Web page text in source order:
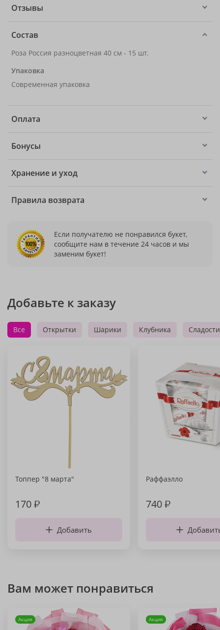
Отзывы
Состав
Роза Россия разноцветная 40 см - 15 шт.
Упаковка
Современная упаковка
Оплата
Бонусы
Хранение и уход
Правила возврата
Если получателю не понравился букет,
сообщите нам в течение 24 часов и мы
заменим букет!
Добавьте к заказу
Все Открытки Шарики Клубника Сладости
Топпер "8 марта"
170₽
Добавить
Раффаэлло
740₽
Вам может понравиться
Акция Акция